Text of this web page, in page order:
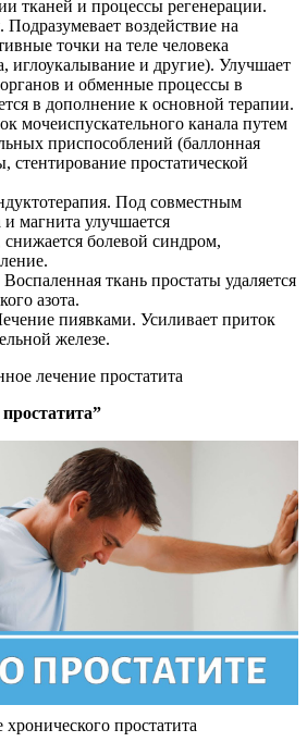
тканей и процессы регенерации.
Подразумевает воздействие на
точки на теле человека
иглоукалывание и другие). Улучшает
и обменные процессы в
в дополнение к основной терапии.
мочеиспускательного канала путем
приспособлений (баллонная
стентирование простатической
Под совместным
и магнита улучшается
болевой синдром,
ткань простаты удаляется
азота.
пиявками. Усиливает приток
железе.
простатита